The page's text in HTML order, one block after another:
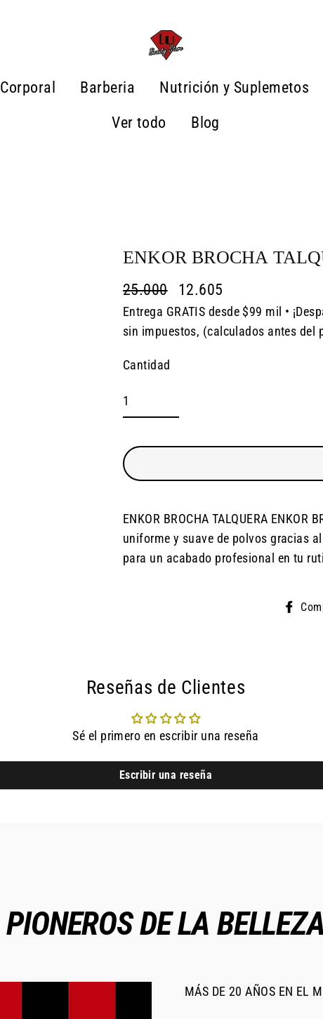
Corporal Barberia Nutrición y Suplemetos
Ver todo
Blog
ENKOR BROCHA
Precio
habitual
25.000
Precio
de
oferta
12.605
Entrega GRATIS desde $99 mil •
sin impuestos, (calculados antes del
Cantidad
ENKOR BROCHA TALQUERA ENKOR
uniforme y suave de polvos gracias
para un acabado profesional en tu
Reseñas de Clientes
Sé el primero en escribir una reseña
Escribir una reseña
PIONEROS DE LA BELLEZA
MÁS DE 20 AÑOS EN EL